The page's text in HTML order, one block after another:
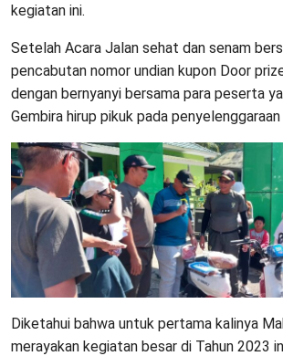
kegiatan ini.
Setelah Acara Jalan sehat dan senam
pencabutan nomor undian kupon Door
dengan bernyanyi bersama para peserta
Gembira hirup pikuk pada penyelenggaraan
Diketahui bahwa untuk pertama kalinya
merayakan kegiatan besar di Tahun 2023